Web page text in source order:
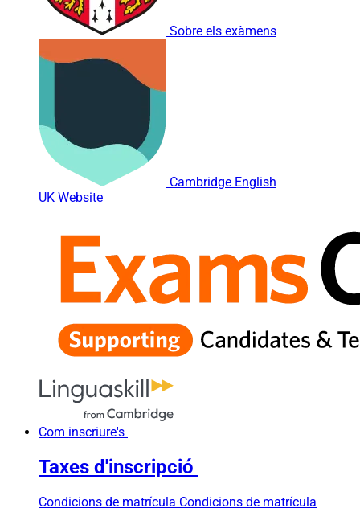
Sobre els exàmens
Cambridge English
UK Website
Com inscriure's
Taxes d'inscripció
Condicions de matrícula Condicions de matrícula